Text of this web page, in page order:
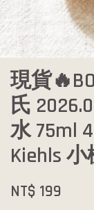
現貨
氏
水 75ml
Kiehls
NT$ 199